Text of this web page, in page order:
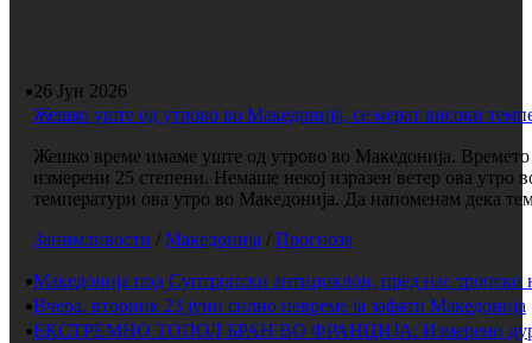
26 Јун 2026
Жешко уште од утрово во Македонија, се мерат високи
Жешко време имаме уште од утрово во Македонија. Времето
измерени 25 степени. Немаше некој изразен ветер ова
температури ова утро во Македонија. Да напоменам дека
Занимливости / Македонија / Прогноза
Македонија под Суптропски антициклон, пред нас тропски
Вчера, вторник 23 јуни силно невреме ја зафати Македонија
ЕКСТРЕМНО ТОПОЛ БРАН ВО ФРАНЦИЈА: Измерени дури